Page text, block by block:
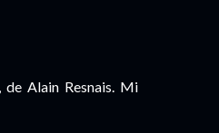
de Alain Resnais. Mi